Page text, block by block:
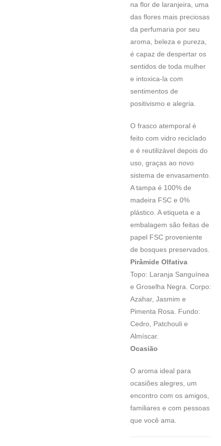
na flor de laranjeira, uma
das flores mais preciosas
da perfumaria por seu
aroma, beleza e pureza,
é capaz de despertar os
sentidos de toda mulher
e intoxica-la com
sentimentos de
positivismo e alegria.
O frasco atemporal é
feito com vidro reciclado
e é reutilizável depois do
uso, graças ao novo
sistema de envasamento.
A tampa é 100% de
madeira FSC e 0%
plástico. A etiqueta e a
embalagem são feitas de
papel FSC proveniente
de bosques preservados.
Pirâmide Olfativa
Topo: Laranja Sanguínea
e Groselha Negra. Corpo:
Azahar, Jasmim e
Pimenta Rosa. Fundo:
Cedro, Patchouli e
Almíscar.
Ocasião
O aroma ideal para
ocasiões alegres, um
encontro com os amigos,
familiares e com pessoas
que você ama.